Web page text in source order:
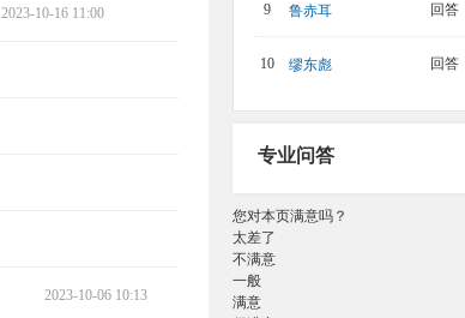
2023-10-16 11:00
2023-10-06 10:13
9 鲁赤耳 回答
10 缪东彪 回答
专业问答
您对本页满意吗？
太差了
不满意
一般
满意